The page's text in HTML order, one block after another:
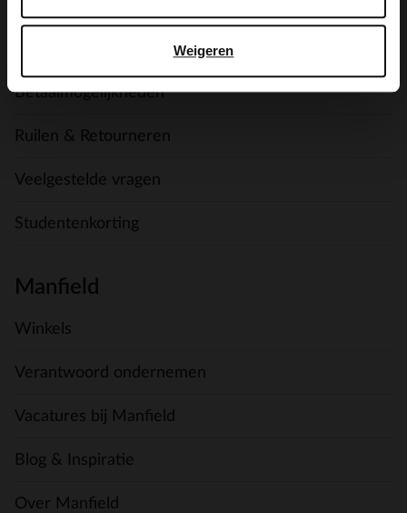
Weigeren
Betaalmogelijkheden
Ruilen & Retourneren
Veelgestelde vragen
Studentenkorting
Manfield
Winkels
Verantwoord ondernemen
Vacatures bij Manfield
Blog & Inspiratie
Over Manfield